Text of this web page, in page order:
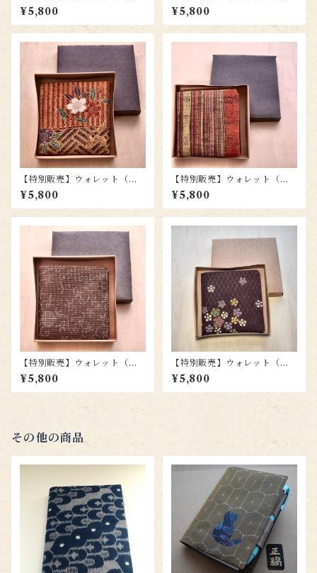
入）wl013
¥5,800
入）wl005
¥5,800
【特別販売】ウォレット（札
入）wl004
¥5,800
【特別販売】ウォレット（札
入）wl012
¥5,800
【特別販売】ウォレット（札
入）wl003
¥5,800
【特別販売】ウォレット（札
入）wl010
¥5,800
その他の商品